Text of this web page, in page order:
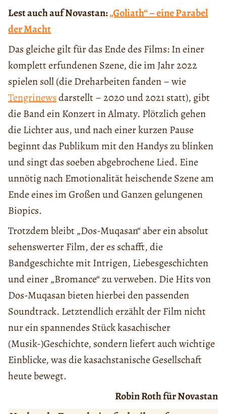
Lest auch auf Novastan:„Goliath“ – eine Parabel
der Macht
Das gleiche gilt für das Ende des Films: In einer
komplett erfundenen Szene, die im Jahr 2022
spielen soll (die Dreharbeiten fanden – wie
Tengrinewsdarstellt – 2020 und 2021 statt), gibt
die Band ein Konzert in Almaty. Plötzlich gehen
die Lichter aus, und nach einer kurzen Pause
beginnt das Publikum mit den Handys zu blinken
und singt das soeben abgebrochene Lied. Eine
unnötig nach Emotionalität heischende Szene am
Ende eines im Großen und Ganzen gelungenen
Biopics.
Trotzdem bleibt „Dos-Muqasan“ aber ein absolut
sehenswerter Film, der es schafft, die
Bandgeschichte mit Intrigen, Liebesgeschichten
und einer „Bromance“ zu verweben. Die Hits von
Dos-Muqasan bieten hierbei den passenden
Soundtrack. Letztendlich erzählt der Film nicht
nur ein spannendes Stück kasachischer
(Musik-)Geschichte, sondern liefert auch wichtige
Einblicke, was die kasachstanische Gesellschaft
heute bewegt.
Robin Roth für Novastan